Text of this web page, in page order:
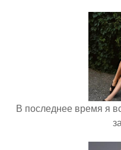
В последнее время я